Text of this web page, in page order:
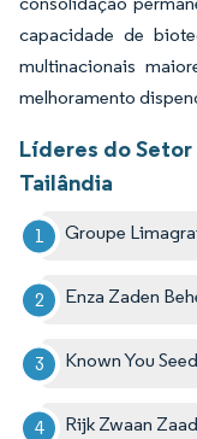
capacidade de
multinacionais
melhoramento
Líderes do
Tailândia
Groupe
Enza Zaden
Known You
Rijk Zwaan